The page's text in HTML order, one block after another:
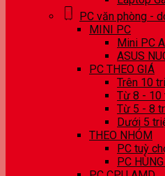
PC văn phòng -
MINI PC
Mini PC
ASUS
PC THEO GIÁ
Trên 10
Từ 8 - 10
Từ 5 - 8
Dưới 5
THEO NHÓM
PC tuỳ
PC